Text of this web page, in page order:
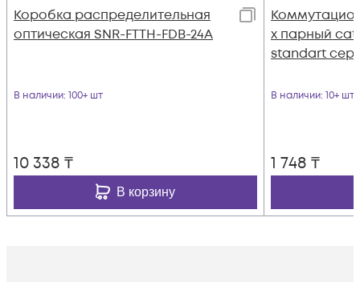
Коробка распределительная
оптическая SNR-FTTH-FDB-24A
В наличии: 100+ шт
10 338 ₸
В корзину
х парный
standart
В наличии: 10+ шт
1 748 ₸